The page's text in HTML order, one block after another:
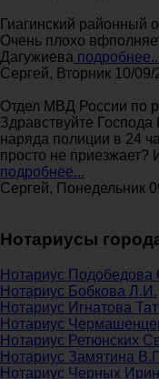
Гиагинский районный
Очень плохо
Дагужиева
Сергей, Вторник 10/09/
Отдел МВД России по
Здравствуйте
наряда полиции в 24
просто не приезжает?
подробнее...
Сергей, Понедельник
Нотариусы
Нотариус
Нотариус Бобкова Л.И.
Нотариус Игнатова
Нотариус
Нотариус Ретюнских
Нотариус Замятина
Нотариус Черных